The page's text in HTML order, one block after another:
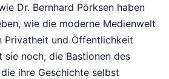
Dr. Bernhard Pörksen haben
wie die moderne Medienwelt
Privatheit und Öffentlichkeit
noch, die Bastionen des
ihre Geschichte selbst